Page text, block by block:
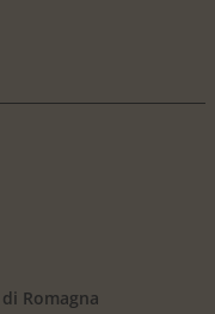
Romagna